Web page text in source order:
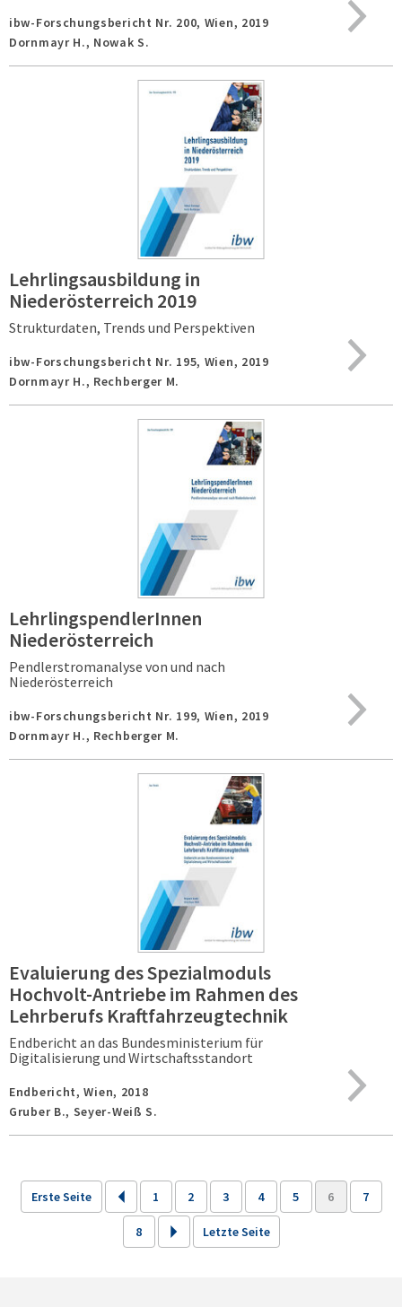
ibw-Forschungsbericht Nr. 200, Wien, 2019
Dornmayr H., Nowak S.
Lehrlingsausbildung in
Niederösterreich 2019
Strukturdaten, Trends und Perspektiven
ibw-Forschungsbericht Nr. 195, Wien, 2019
Dornmayr H., Rechberger M.
LehrlingspendlerInnen
Niederösterreich
Pendlerstromanalyse von und nach
Niederösterreich
ibw-Forschungsbericht Nr. 199, Wien, 2019
Dornmayr H., Rechberger M.
Evaluierung des Spezialmoduls
Hochvolt-Antriebe im Rahmen des
Lehrberufs Kraftfahrzeugtechnik
Endbericht an das Bundesministerium für
Digitalisierung und Wirtschaftsstandort
Endbericht,Wien, 2018
Gruber B., Seyer-Weiß S.
Erste Seite 1 2 3 4 5 6 7
8 Letzte Seite